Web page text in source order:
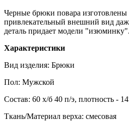
Черные брюки повара изготовлены
привлекательный внешний вид
деталь придает модели
Характеристики
Вид изделия: Брюки
Пол: Мужской
Состав: 60 х/б 40 п/э, плотность -
Ткань/Материал верха: смесовая